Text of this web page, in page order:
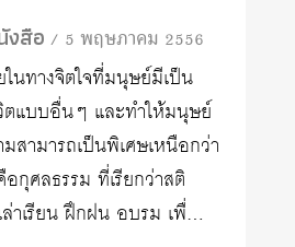
งสือ/ 5 พฤษภาคม 2556
นทางจิตใจที่มนุษย์มีเป็น
ตแบบอื่นๆ และทำให้มนุษย์
ามารถเป็นพิเศษเหนือกว่า
ศลธรรม ที่เรียกว่าสติ
าเรียน ฝึกฝน อบรม เพื่…